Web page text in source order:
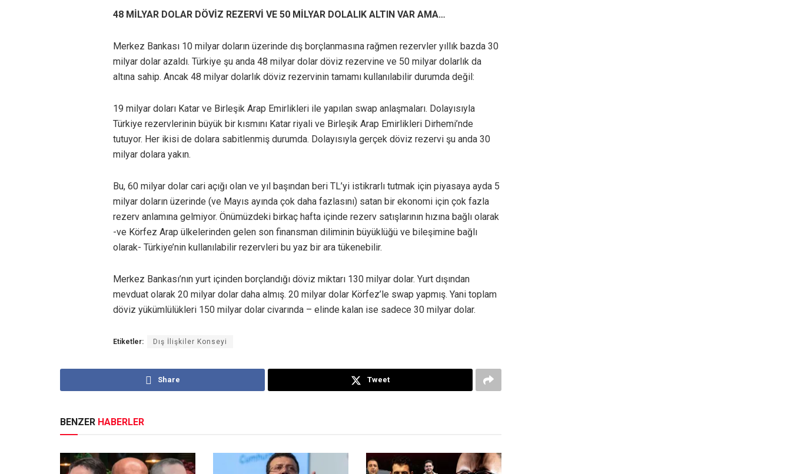
48 MİLYAR DOLAR DÖVİZ REZERVİ VE 50 MİLYAR DOLALIK ALTIN VAR AMA…
Merkez Bankası 10 milyar doların üzerinde dış borçlanmasına rağmen rezervler yıllık bazda 30
milyar dolar azaldı. Türkiye şu anda 48 milyar dolar döviz rezervine ve 50 milyar dolarlık da
altına sahip. Ancak 48 milyar dolarlık döviz rezervinin tamamı kullanılabilir durumda değil:
19 milyar doları Katar ve Birleşik Arap Emirlikleri ile yapılan swap anlaşmaları. Dolayısıyla
Türkiye rezervlerinin büyük bir kısmını Katar riyali ve Birleşik Arap Emirlikleri Dirhemi’nde
tutuyor. Her ikisi de dolara sabitlenmiş durumda. Dolayısıyla gerçek döviz rezervi şu anda 30
milyar dolara yakın.
Bu, 60 milyar dolar cari açığı olan ve yıl başından beri TL’yi istikrarlı tutmak için piyasaya ayda 5
milyar doların üzerinde (ve Mayıs ayında çok daha fazlasını) satan bir ekonomi için çok fazla
rezerv anlamına gelmiyor. Önümüzdeki birkaç hafta içinde rezerv satışlarının hızına bağlı olarak
-ve Körfez Arap ülkelerinden gelen son finansman diliminin büyüklüğü ve bileşimine bağlı
olarak- Türkiye’nin kullanılabilir rezervleri bu yaz bir ara tükenebilir.
Merkez Bankası’nın yurt içinden borçlandığı döviz miktarı 130 milyar dolar. Yurt dışından
mevduat olarak 20 milyar dolar daha almış. 20 milyar dolar Körfez’le swap yapmış. Yani toplam
döviz yükümlülükleri 150 milyar dolar civarında – elinde kalan ise sadece 30 milyar dolar.
Etiketler: Dış İlişkiler Konseyi
Share Tweet
BENZER HABERLER